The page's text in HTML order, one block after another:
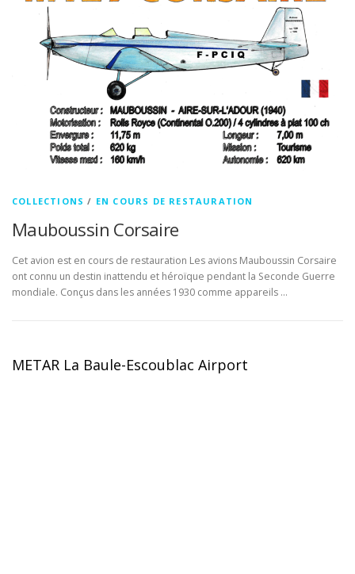
COLLECTIONS / EN COURS DE RESTAURATION
Mauboussin Corsaire
Cet avion est en cours de restauration Les avions Mauboussin Corsaire
ont connu un destin inattendu et héroïque pendant la Seconde Guerre
mondiale. Conçus dans les années 1930 comme appareils …
METAR La Baule-Escoublac Airport